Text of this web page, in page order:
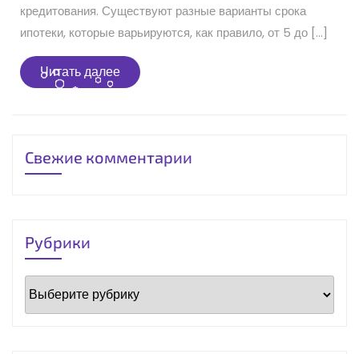
кредитования. Существуют разные варианты срока
ипотеки, которые варьируются, как правило, от 5 до […]
Читать далееЧитать
далее
Свежие комментарии
Рубрики
Рубрики